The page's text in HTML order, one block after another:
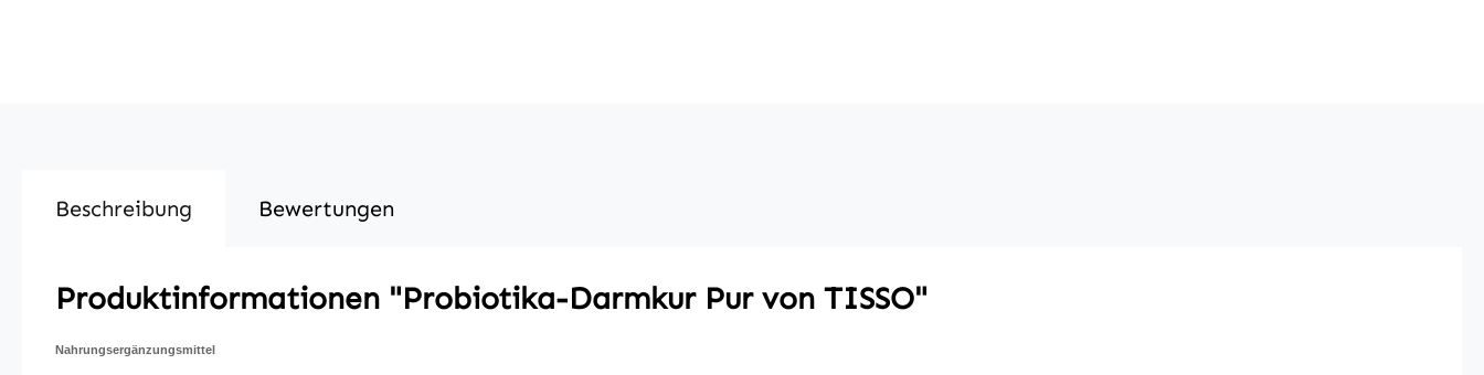
Beschreibung Bewertungen
Produktinformationen "Probiotika-Darmkur Pur von TISSO"
Nahrungsergänzungsmittel